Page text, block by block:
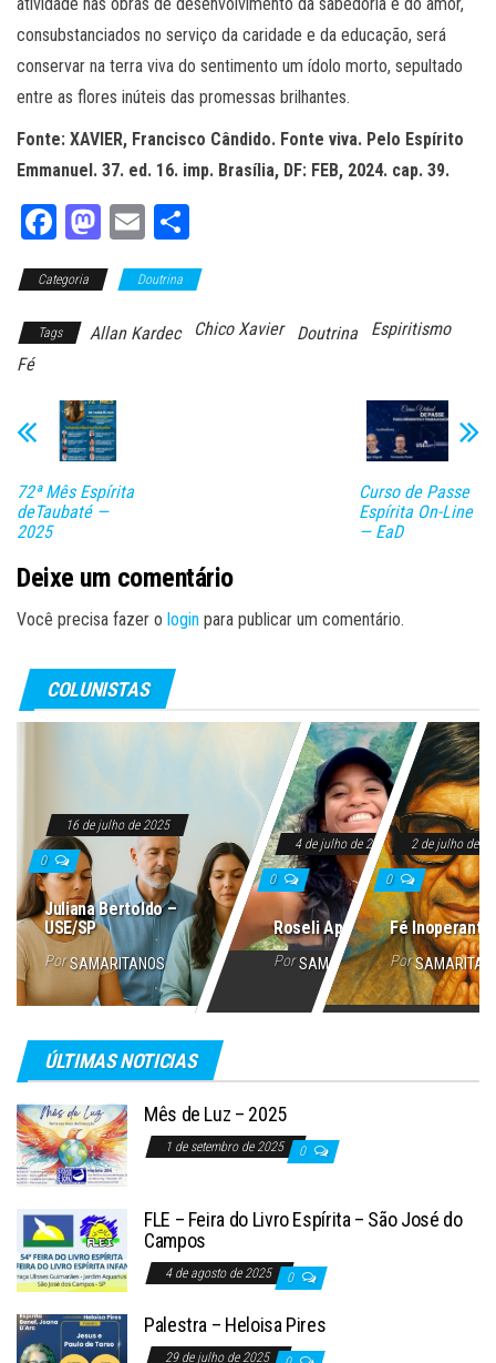
atividade nas obras de desenvolvimento da sabedoria e do amor,
consubstanciados no serviço da caridade e da educação, será
conservar na terra viva do sentimento um ídolo morto, sepultado
entre as flores inúteis das promessas brilhantes.
Fonte: XAVIER, Francisco Cândido. Fonte viva. Pelo Espírito
Emmanuel. 37. ed. 16. imp. Brasília, DF: FEB, 2024. cap. 39.
Fa
ce
bo
ok
M
as
to
do
E
m
ail
ar
e
Categoria Doutrina
Tags Allan Kardec Chico Xavier Doutrina
Espiritismo
Fé
72ª Mês Espírita
deTaubaté —
2025
Curso de Passe
Espírita On-Line
— EaD
Deixe um comentário
Você precisa fazer o login para publicar um comentário.
COLUNISTAS
16 de julho de 2025
0
Juliana Bertoldo –
USE/SP
Por SAMARITANOS
4 de julho de 2025
0
Roseli Aparecida
Por SAMARITANOS
2 de julho de
0
Fé Inoperante
Por
ÚLTIMAS NOTICIAS
Mês de Luz – 2025
1 de setembro de 2025 0
FLE – Feira do Livro Espírita – São José do
Campos
4 de agosto de 2025 0
Palestra – Heloisa Pires
29 de julho de 2025